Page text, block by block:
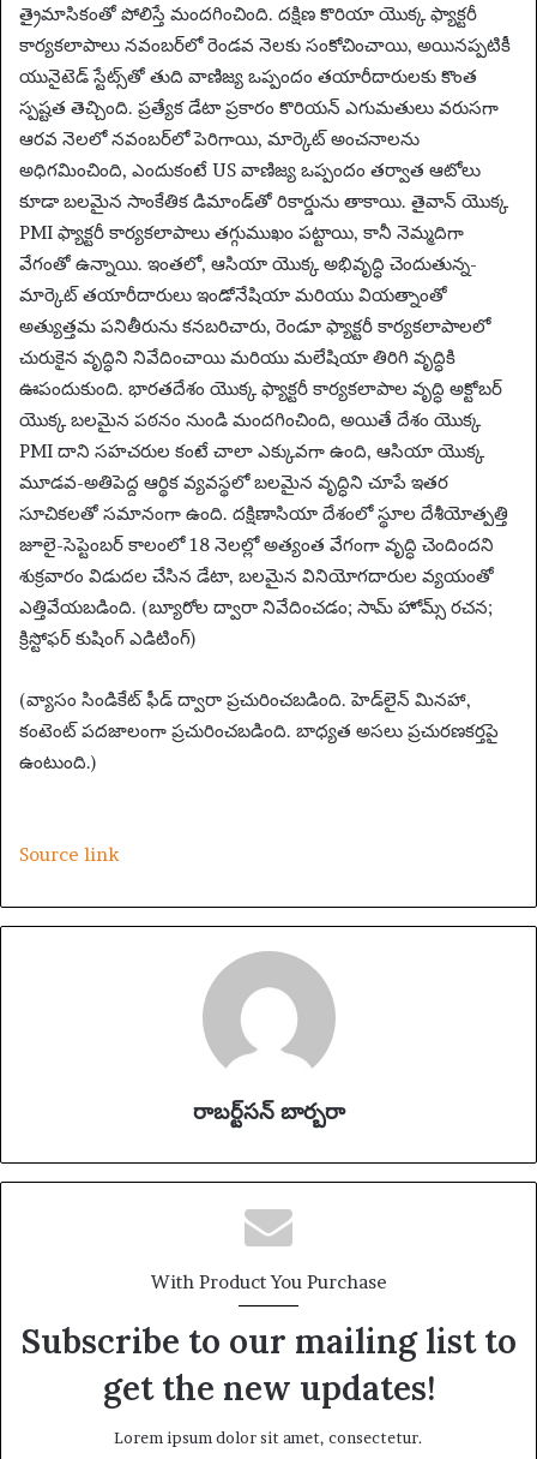
త్రైమాసికంతో పోలిస్తే మందగించింది. దక్షిణ కొరియా యొక్క ఫ్యాక్టరీ
కార్యకలాపాలు నవంబర్‌లో రెండవ నెలకు సంకోచించాయి, అయినప్పటికీ
యునైటెడ్ స్టేట్స్‌తో తుది వాణిజ్య ఒప్పందం తయారీదారులకు కొంత
స్పష్టత తెచ్చింది. ప్రత్యేక డేటా ప్రకారం కొరియన్ ఎగుమతులు వరుసగా
ఆరవ నెలలో నవంబర్‌లో పెరిగాయి, మార్కెట్ అంచనాలను
అధిగమించింది, ఎందుకంటే US వాణిజ్య ఒప్పందం తర్వాత ఆటోలు
కూడా బలమైన సాంకేతిక డిమాండ్‌తో రికార్డును తాకాయి. తైవాన్ యొక్క
PMI ఫ్యాక్టరీ కార్యకలాపాలు తగ్గుముఖం పట్టాయి, కానీ నెమ్మదిగా
వేగంతో ఉన్నాయి. ఇంతలో, ఆసియా యొక్క అభివృద్ధి చెందుతున్న-
మార్కెట్ తయారీదారులు ఇండోనేషియా మరియు వియత్నాంతో
అత్యుత్తమ పనితీరును కనబరిచారు, రెండూ ఫ్యాక్టరీ కార్యకలాపాలలో
చురుకైన వృద్ధిని నివేదించాయి మరియు మలేషియా తిరిగి వృద్ధికి
ఊపందుకుంది. భారతదేశం యొక్క ఫ్యాక్టరీ కార్యకలాపాల వృద్ధి అక్టోబర్
యొక్క బలమైన పఠనం నుండి మందగించింది, అయితే దేశం యొక్క
PMI దాని సహచరుల కంటే చాలా ఎక్కువగా ఉంది, ఆసియా యొక్క
మూడవ-అతిపెద్ద ఆర్థిక వ్యవస్థలో బలమైన వృద్ధిని చూపే ఇతర
సూచికలతో సమానంగా ఉంది. దక్షిణాసియా దేశంలో స్థూల దేశీయోత్పత్తి
జూలై-సెప్టెంబర్ కాలంలో 18 నెలల్లో అత్యంత వేగంగా వృద్ధి చెందిందని
శుక్రవారం విడుదల చేసిన డేటా, బలమైన వినియోగదారుల వ్యయంతో
ఎత్తివేయబడింది. (బ్యూరోల ద్వారా నివేదించడం; సామ్ హోమ్స్ రచన;
క్రిస్టోఫర్ కుషింగ్ ఎడిటింగ్)
(వ్యాసం సిండికేట్ ఫీడ్ ద్వారా ప్రచురించబడింది. హెడ్‌లైన్ మినహా,
కంటెంట్ పదజాలంగా ప్రచురించబడింది. బాధ్యత అసలు ప్రచురణకర్తపై
ఉంటుంది.)
Source link
రాబర్ట్‌సన్ బార్బరా
With Product You Purchase
Subscribe to our mailing list to
get the new updates!
Lorem ipsum dolor sit amet, consectetur.